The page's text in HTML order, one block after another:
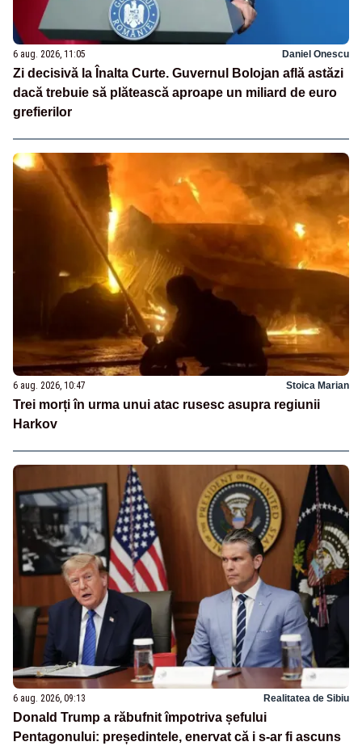
6 aug. 2026, 11:05 Daniel Onescu
Zi decisivă la Înalta Curte. Guvernul Bolojan află astăzi
dacă trebuie să plătească aproape un miliard de euro
grefierilor
6 aug. 2026, 10:47 Stoica Marian
Trei morți în urma unui atac rusesc asupra regiunii
Harkov
6 aug. 2026, 09:13 Realitatea de Sibiu
Donald Trump a răbufnit împotriva șefului
Pentagonului: președintele, enervat că i s-ar fi ascuns